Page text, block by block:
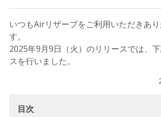
いつもAirリザーブをご利用いただきあ
す。
2025年9月9日（火）のリリースでは、
スを行いました。
目次